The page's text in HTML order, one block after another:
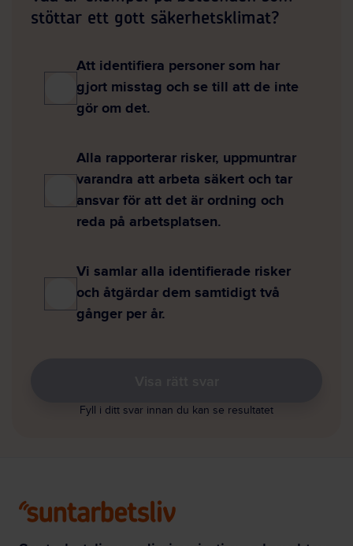
stöttar ett gott säkerhetsklimat?
Att identifiera personer som har
gjort misstag och se till att de inte
gör om det.
Alla rapporterar risker, uppmuntrar
varandra att arbeta säkert och tar
ansvar för att det är ordning och
reda på arbetsplatsen.
Vi samlar alla identifierade risker
och åtgärdar dem samtidigt två
gånger per år.
Fyll i ditt svar innan du kan se resultatet